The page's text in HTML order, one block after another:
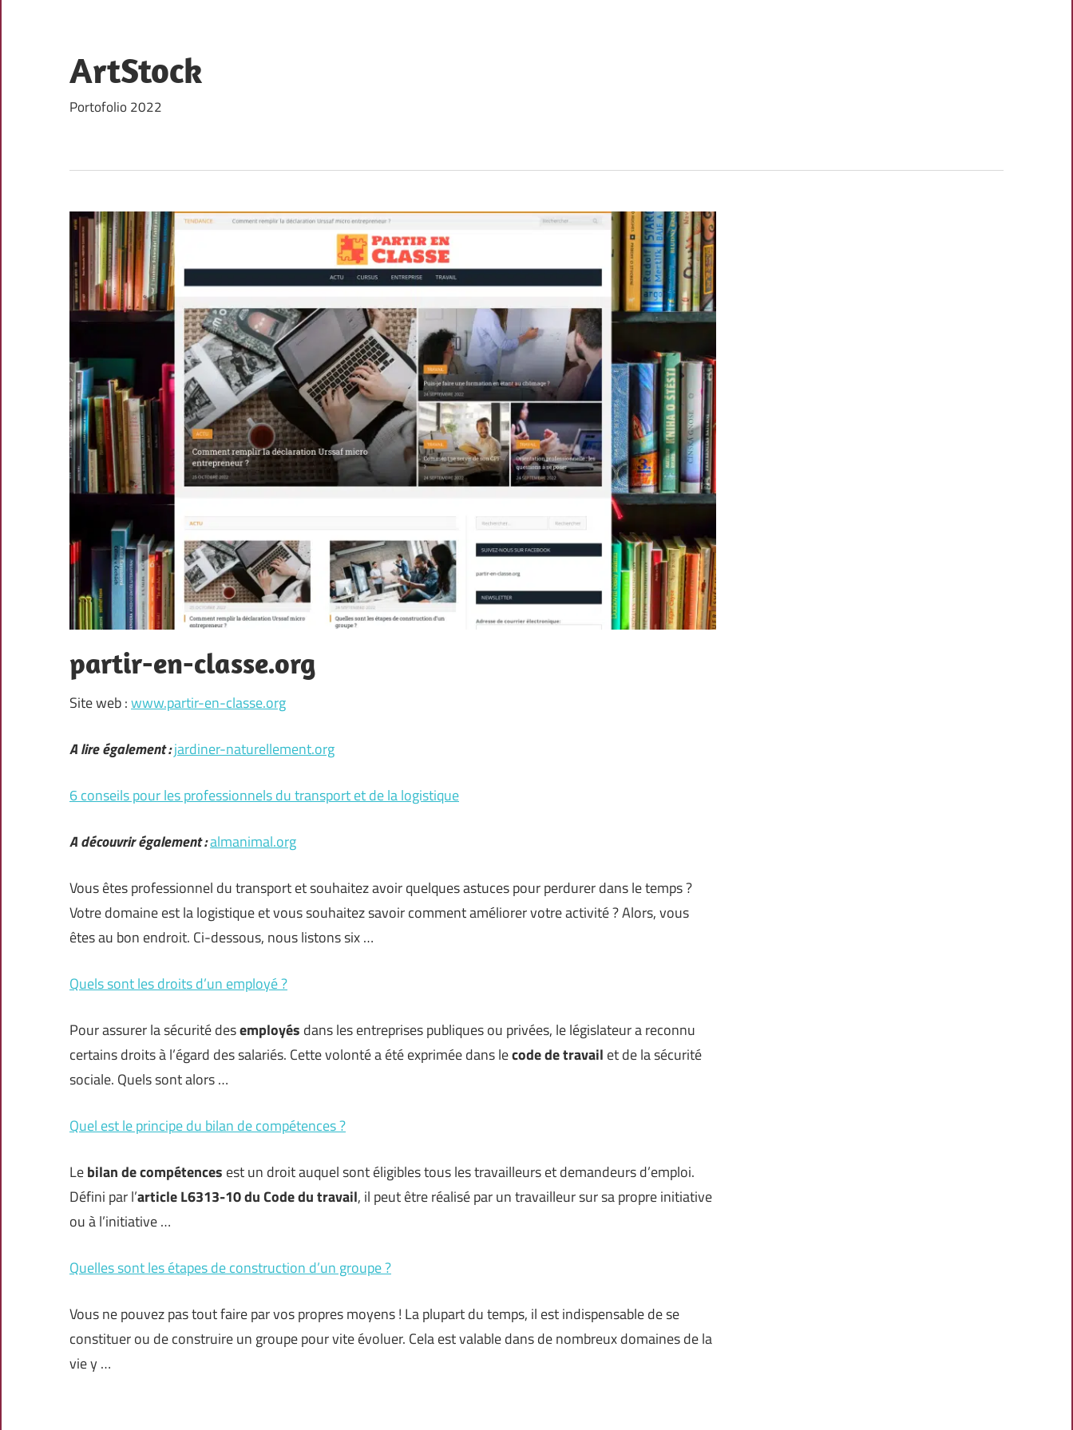
content
ArtStock
Portofolio 2022
partir-en-classe.org
Site web :www.partir-en-classe.org
A lire également :jardiner-naturellement.org
6 conseils pour les professionnels du transport et de la logistique
A découvrir également :almanimal.org
Vous êtes professionnel du transport et souhaitez avoir quelques astuces pour perdurer dans le temps ?
Votre domaine est la logistique et vous souhaitez savoir comment améliorer votre activité ? Alors, vous
êtes au bon endroit. Ci-dessous, nous listons six …
Quels sont les droits d’un employé ?
Pour assurer la sécurité desemployés dans les entreprises publiques ou privées, le législateur a reconnu
certains droits à l’égard des salariés. Cette volonté a été exprimée dans lecode de travail et de la sécurité
sociale. Quels sont alors …
Quel est le principe du bilan de compétences ?
Lebilan de compétences est un droit auquel sont éligibles tous les travailleurs et demandeurs d’emploi.
Défini par l’article L6313-10 du Code du travail, il peut être réalisé par un travailleur sur sa propre initiative
ou à l’initiative …
Quelles sont les étapes de construction d’un groupe ?
Vous ne pouvez pas tout faire par vos propres moyens ! La plupart du temps, il est indispensable de se
constituer ou de construire un groupe pour vite évoluer. Cela est valable dans de nombreux domaines de la
vie y …